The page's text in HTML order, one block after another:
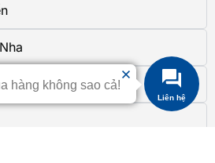
Liên hệ
hàng không sao cả!